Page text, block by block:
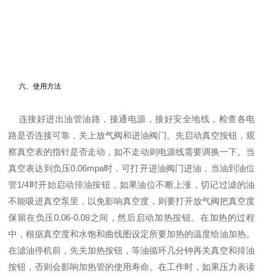
六、使用方法
连接好进出油管油路，接通电源，接好安全地线，检查各电
路是否连接可靠，关上放气阀和进油阀门。先启动真空按钮，观
察真空表的指针是否走动，如不走动则电源线需要调换一下。当
真空表达到负压0.06mpa时，可打开进油阀门进油，当油到油位
管1/4时开始启动排油按钮，如果油位不断上涨，切记过滤的油
不能吸进真空泵里，以免影响真空度，则要打开放气阀把真空度
保留在负压0.06-0.08之间，然后启动加热按钮。在加热的过程
中，根据真空度和水饱和曲线图设定所要加热的温度给油加热。
在滤油停机前，先关加热按钮，等油循环几分钟再关真空和排油
按钮，否则会影响加热管的使用寿命。在工作时，如果压力表读